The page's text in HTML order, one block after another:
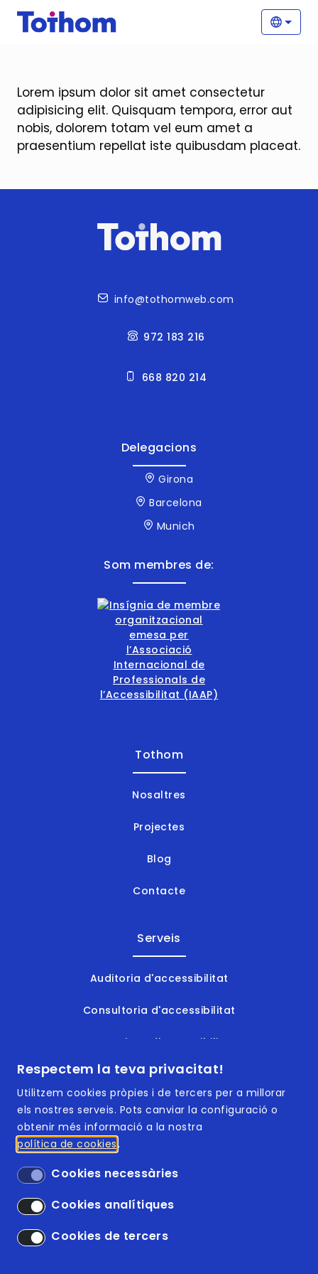
Respectem la teva privacitat!
Utilitzem cookies pròpies i de tercers per a millorar
els nostres serveis. Pots canviar la configuració o
obtenir més informació a la nostra
política de cookies
Cookies necessàries
Cookies analítiques
Cookies de tercers
Vés al contingut
Lorem ipsum dolor sit amet consectetur
adipisicing elit. Quisquam tempora, error aut
nobis, dolorem totam vel eum amet a
praesentium repellat iste quibusdam placeat.
info@tothomweb.com
972 183 216
668 820 214
Delegacions
Girona
Barcelona
Munich
Som membres de:
Tothom
Nosaltres
Projectes
Blog
Contacte
Serveis
Auditoria d'accessibilitat
Consultoria d'accessibilitat
Formacions d'accessibilitat
Documents accessibles
Footer | Menú ISO 9001:2015
ISO 14001:2015
Accessibilitat